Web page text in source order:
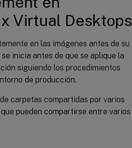
Virtual Desktops
en las imágenes antes de su
inicia antes de que se aplique la
siguiendo los procedimientos
de producción.
carpetas compartidas por varios
pueden compartirse entre varios